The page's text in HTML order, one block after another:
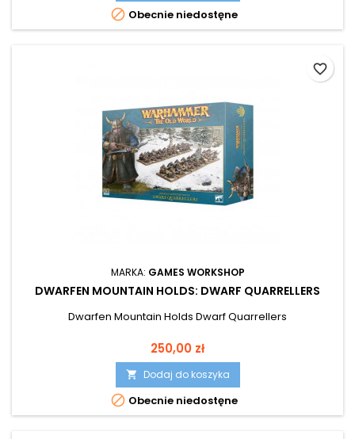
 Obecnie niedostęne
MARKA: GAMES WORKSHOP
DWARFEN MOUNTAIN HOLDS: DWARF QUARRELLERS
Dwarfen Mountain Holds Dwarf Quarrellers
Cena
250,00 zł
 Dodaj do koszyka
 Obecnie niedostęne
favorite_border